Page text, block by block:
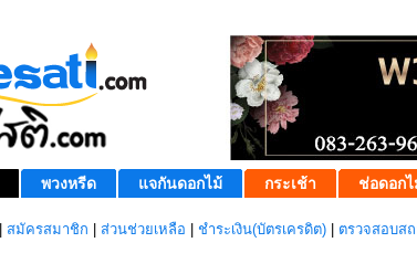
พวงหรีด แจกันดอกไม้ กระเช้า ช่อดอก
สมัครสมาชิก ส่วนช่วยเหลือ ชำระเงิน(บัตรเครดิต) ตรวจสอบสถ